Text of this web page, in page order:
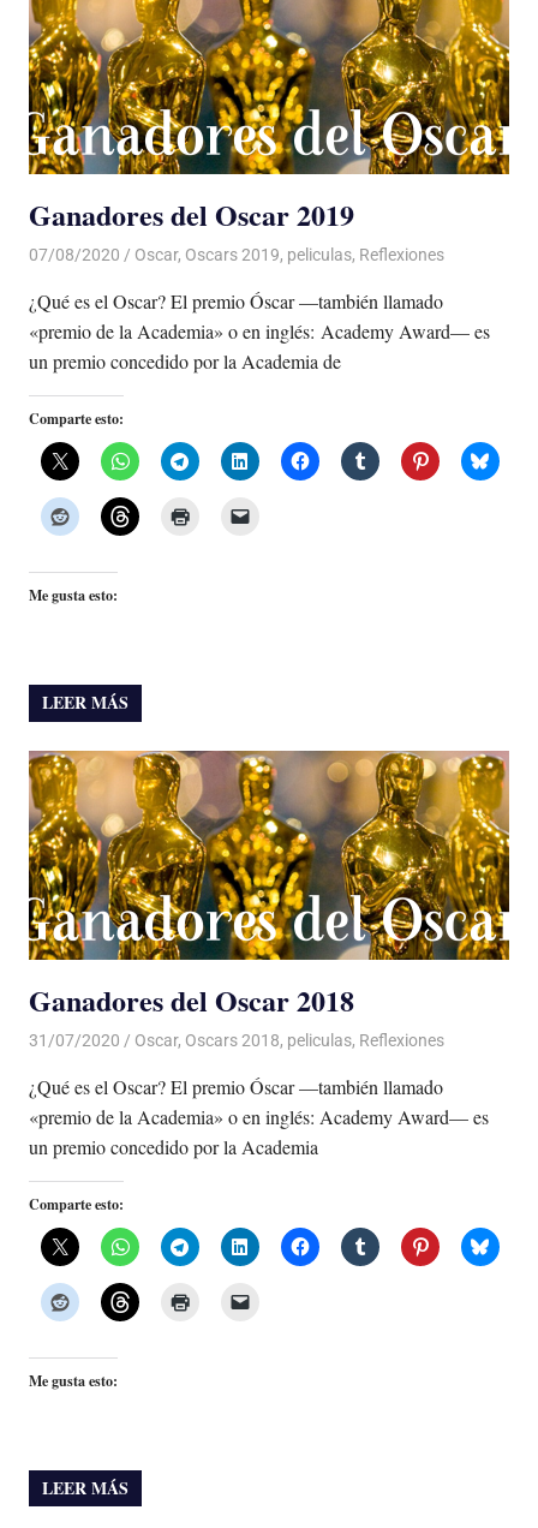
Ganadores del Oscar 2019
07/08/2020 De todo un Poco
Oscar, Oscars 2019, peliculas, Reflexiones
¿Qué es el Oscar? El premio Óscar —también llamado
«premio de la Academia» o en inglés: Academy Award— es
un premio concedido por la Academia de
Comparte esto:
Me gusta esto:
LEER MÁS
Ganadores del Oscar 2018
31/07/2020 De todo un Poco
Oscar, Oscars 2018, peliculas, Reflexiones
¿Qué es el Oscar? El premio Óscar —también llamado
«premio de la Academia» o en inglés: Academy Award— es
un premio concedido por la Academia
Comparte esto:
Me gusta esto:
LEER MÁS